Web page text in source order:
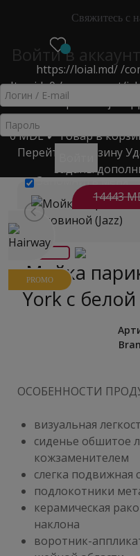
МЕНЮ
Свяжитесь с
Войти в аккаунт
Запомнить меня
https://loial.md/ /
Itemid=0/component/
/component/
https://loial.md/
0MDL✔ Товар в
Перейти в корзину
заданы
Главная
Оборудование для
Мойка парикмахерская
PROMO
14443
Мойка
York с
ОСОБЕННОСТИ
визуальная
сиденье обшитое
кожзаменителем
слегка подвижная
подлокотники
керамическая
наклона
воротник-